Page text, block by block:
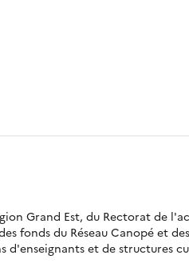
Grand Est, du Rectorat de
fonds du Réseau Canopé et
et de structures